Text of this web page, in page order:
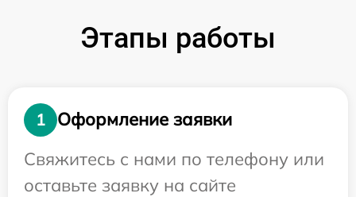
Этапы работы
1
Оформление заявки
Свяжитесь с нами по телефону или
оставьте заявку на сайте